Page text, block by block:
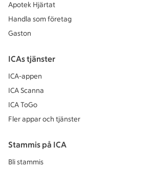
Apotek Hjärtat
Handla som företag
Gaston
ICAs tjänster
ICA-appen
ICA Scanna
ICA ToGo
Fler appar och tjänster
Stammis på ICA
Bli stammis